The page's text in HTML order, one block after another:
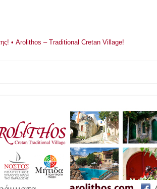
• Arolithos – Traditional Cretan Village!